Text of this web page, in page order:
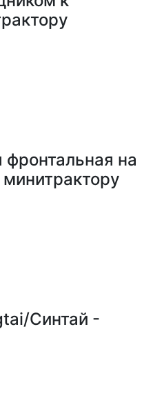
фронтальная на
Синтай -